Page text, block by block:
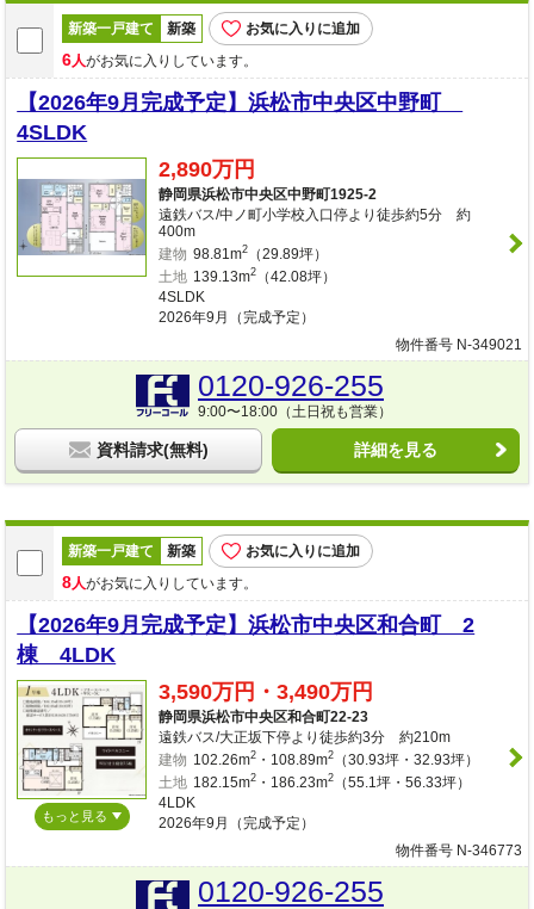
新築一戸建て 新築 お気に入りに追加
6人がお気に入りしています。
【2026年9月完成予定】浜松市中央区中野町
4SLDK
2,890万円
静岡県浜松市中央区中野町1925-2
遠鉄バス/中ノ町小学校入口停より徒歩約5分 約
400m
建物 98.81m2（29.89坪）
土地 139.13m2（42.08坪）
4SLDK
2026年9月（完成予定）
物件番号 N-349021
0120-926-255
9:00〜18:00（土日祝も営業）
資料請求(無料) 詳細を見る
新築一戸建て 新築 お気に入りに追加
8人がお気に入りしています。
【2026年9月完成予定】浜松市中央区和合町 2
棟 4LDK
もっと見る
3,590万円・3,490万円
静岡県浜松市中央区和合町22-23
遠鉄バス/大正坂下停より徒歩約3分 約210m
建物 102.26m2・108.89m2（30.93坪・32.93坪）
土地 182.15m2・186.23m2（55.1坪・56.33坪）
4LDK
2026年9月（完成予定）
物件番号 N-346773
0120-926-255